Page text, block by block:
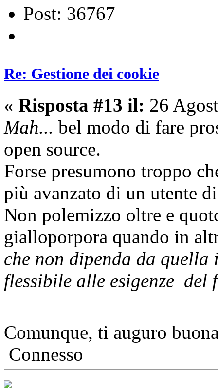
Post: 36767
Re: Gestione dei cookie
« Risposta #13 il: 26
Mah... bel modo di fare
open source.
Forse presumono troppo
più avanzato di un utente
Non polemizzo oltre e
gialloporpora quando in
che non dipenda da quella
flessibile alle esigenze del
Comunque, ti auguro
Connesso